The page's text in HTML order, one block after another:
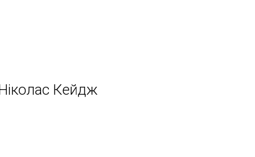
Кейдж